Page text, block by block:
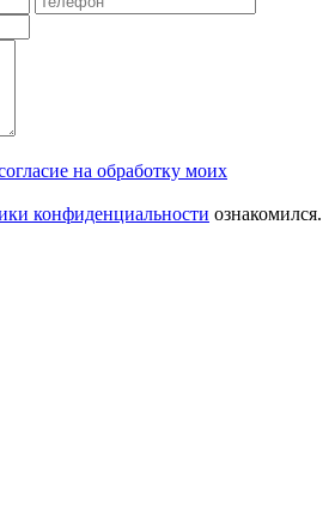
на обработку моих
конфиденциальности ознакомился.